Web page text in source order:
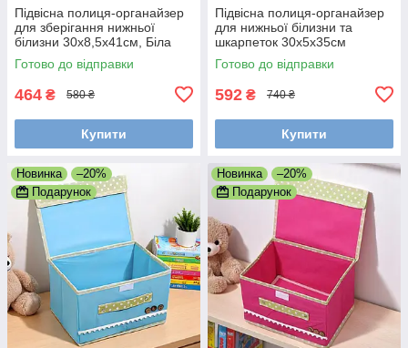
Підвісна полиця-органайзер
для зберігання нижньої
білизни 30x8,5x41см, Біла
Готово до відправки
464 ₴ 580 ₴
Купити
Підвісна полиця-органайзер
для нижньої білизни та
шкарпеток 30x5x35см
Готово до відправки
592 ₴ 740 ₴
Купити
Новинка
–20%
Подарунок
Новинка
–20%
Подарунок